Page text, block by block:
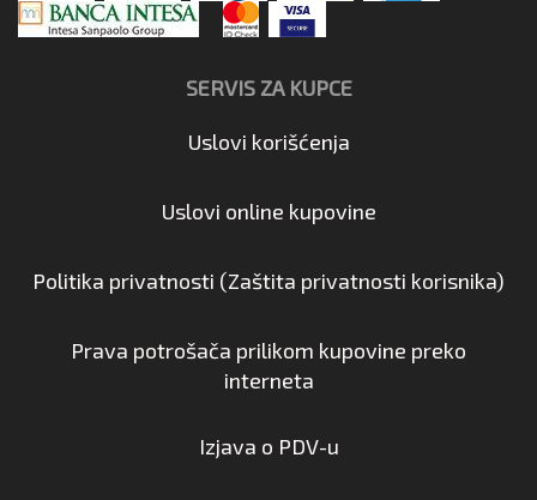
SERVIS ZA KUPCE
Uslovi korišćenja
Uslovi online kupovine
Politika privatnosti (Zaštita privatnosti korisnika)
Prava potrošača prilikom kupovine preko
interneta
Izjava o PDV-u